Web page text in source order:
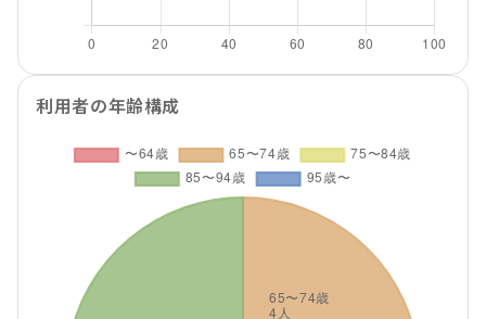
利用者の年齢構成